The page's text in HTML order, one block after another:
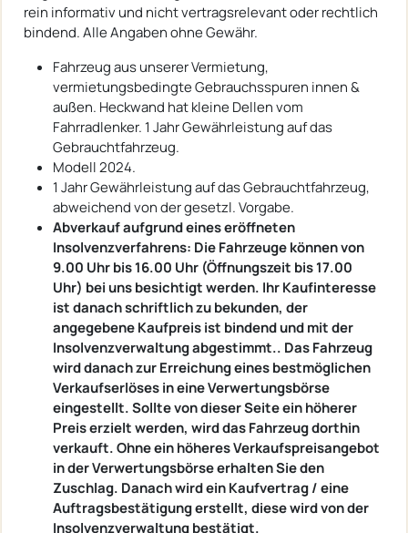
rein informativ und nicht vertragsrelevant oder rechtlich
bindend. Alle Angaben ohne Gewähr.
Fahrzeug aus unserer Vermietung,
vermietungsbedingte Gebrauchsspuren innen &
außen. Heckwand hat kleine Dellen vom
Fahrradlenker. 1 Jahr Gewährleistung auf das
Gebrauchtfahrzeug.
Modell 2024.
1 Jahr Gewährleistung auf das Gebrauchtfahrzeug,
abweichend von der gesetzl. Vorgabe.
Abverkauf aufgrund eines eröffneten
Insolvenzverfahrens: Die Fahrzeuge können von
9.00 Uhr bis 16.00 Uhr (Öffnungszeit bis 17.00
Uhr) bei uns besichtigt werden. Ihr Kaufinteresse
ist danach schriftlich zu bekunden, der
angegebene Kaufpreis ist bindend und mit der
Insolvenzverwaltung abgestimmt.. Das Fahrzeug
wird danach zur Erreichung eines bestmöglichen
Verkaufserlöses in eine Verwertungsbörse
eingestellt. Sollte von dieser Seite ein höherer
Preis erzielt werden, wird das Fahrzeug dorthin
verkauft. Ohne ein höheres Verkaufspreisangebot
in der Verwertungsbörse erhalten Sie den
Zuschlag. Danach wird ein Kaufvertrag / eine
Auftragsbestätigung erstellt, diese wird von der
Insolvenzverwaltung bestätigt.